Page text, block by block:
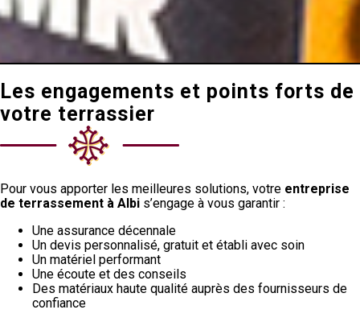
Les engagements et points forts de
votre terrassier
Pour vous apporter les meilleures solutions, votre entreprise
de terrassement à Albi s’engage à vous garantir :
Une assurance décennale
Un devis personnalisé, gratuit et établi avec soin
Un matériel performant
Une écoute et des conseils
Des matériaux haute qualité auprès des fournisseurs de
confiance